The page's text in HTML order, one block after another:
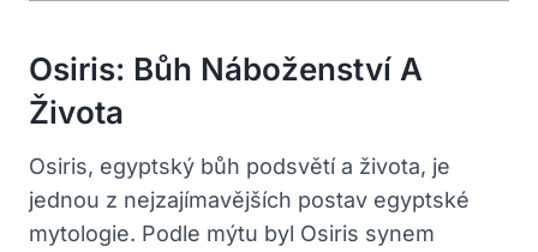
Osiris: Bůh Náboženství A
Života
Osiris, egyptský bůh podsvětí a života, je
jednou z nejzajímavějších postav egyptské
mytologie. Podle mýtu byl Osiris synem